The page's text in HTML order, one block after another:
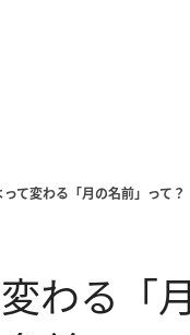
って変わる「月の名前」って
わる「